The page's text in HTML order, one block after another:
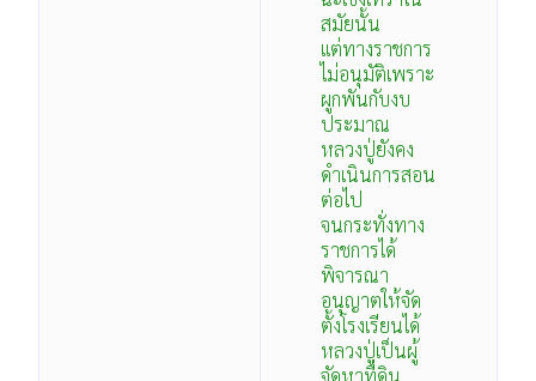
สมัยนั้น
แต่ทางราชการ
ไม่อนุมัติเพราะ
ผูกพันกับงบ
ประมาณ
หลวงปู่ยังคง
ดำเนินการสอน
ต่อไป
จนกระทั่งทาง
ราชการได้
พิจารณา
อนุญาตให้จัด
ตั้งโรงเรียนได้
หลวงปู่เป็นผู้
จัดหาที่ดิน